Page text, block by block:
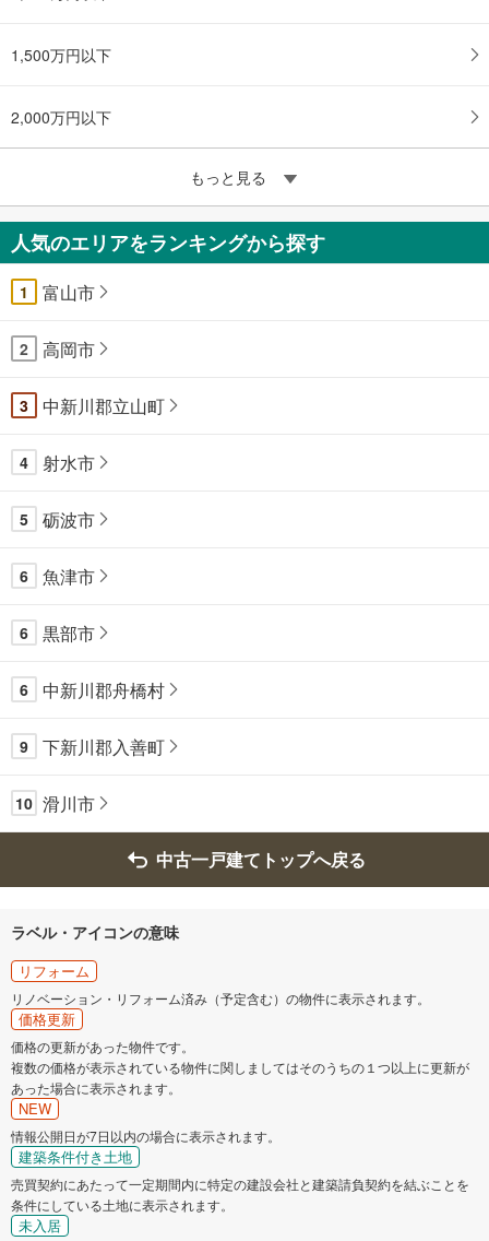
1,500万円以下
2,000万円以下
もっと見る
人気のエリアをランキングから探す
1 富山市
2 高岡市
3 中新川郡立山町
4 射水市
5 砺波市
6 魚津市
6 黒部市
6 中新川郡舟橋村
9 下新川郡入善町
10 滑川市
中古一戸建てトップへ戻る
ラベル・アイコンの意味
リフォーム
リノベーション・リフォーム済み（予定含む）の物件に表示されます。
価格更新
価格の更新があった物件です。
複数の価格が表示されている物件に関しましてはそのうちの１つ以上に更新が
あった場合に表示されます。
NEW
情報公開日が7日以内の場合に表示されます。
建築条件付き土地
売買契約にあたって一定期間内に特定の建設会社と建築請負契約を結ぶことを
条件にしている土地に表示されます。
未入居